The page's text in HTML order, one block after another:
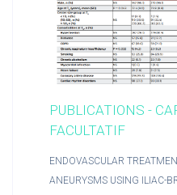
PUBLICATIONS -
FACULTATIF
ENDOVASCULAR
ANEURYSMS USING ILIAC-